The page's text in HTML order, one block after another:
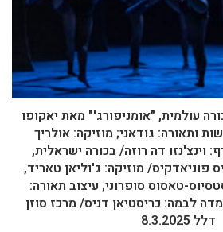
עולמית, "אומניפורג'" מאת יאקופו
ותאורה: גודאני; מוזיקה: אולריך
וינצ'נזו דה רוזה/ בכורה ישראלית,
פוניאדקיס/ מוזיקה: ג'וליאן טאריד,
טאסוס סופרוני, עיצוב תאורה:
לבמה: כריסטיאן דניס/ מרכז סוזן
דלל 8.3.2025